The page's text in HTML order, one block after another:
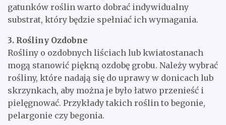
gatunków roślin warto dobrać indywidualny
substrat, który będzie spełniać ich wymagania.
3. Rośliny Ozdobne
Rośliny o ozdobnych liściach lub kwiatostanach
mogą stanowić piękną ozdobę grobu. Należy wybrać
rośliny, które nadają się do uprawy w donicach lub
skrzynkach, aby można je było łatwo przenieść i
pielęgnować. Przykłady takich roślin to begonie,
pelargonie czy begonia.